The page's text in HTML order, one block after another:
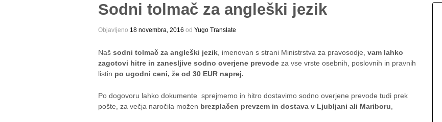
Sodni tolmač za angleški jezik
Objavljeno 18 novembra, 2016 оd Yugo Translate
Naš sodni tolmač za angleški jezik , imenovan s strani Ministrstva za pravosodje, vam lahko
zagotovi hitre in zanesljive sodno overjene prevode za vse vrste osebnih, poslovnih in pravnih
listin po ugodni ceni, že od 30 EUR naprej.
Po dogovoru lahko dokumente sprejmemo in hitro dostavimo sodno overjene prevode tudi prek
pošte, za večja naročila možen brezplačen prevzem in dostava v Ljubljani ali Mariboru